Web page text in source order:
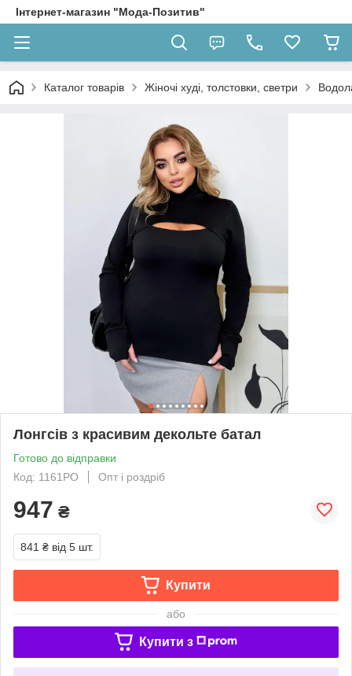
Інтернет-магазин "Мода-Позитив"
Каталог товарів Жіночі худі, толстовки, светри
Лонгсів з красивим декольте батал
Готово до відправки
Код: 1161РО
Опт і роздріб
947 ₴
841 ₴ від 5 шт.
Купити
або
Купити з